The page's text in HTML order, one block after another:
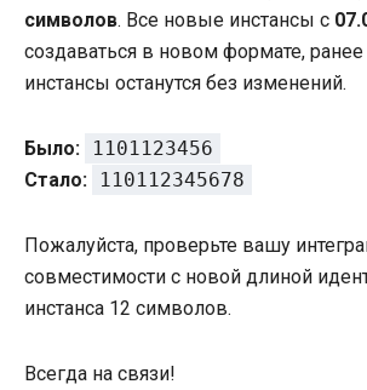
символов. Все новые инстансы с
создаваться в новом формате,
инстансы останутся без изменений.
Было:
1101123456
Стало:
110112345678
Пожалуйста, проверьте вашу
совместимости с новой длиной
инстанса 12 символов.
Всегда на связи!